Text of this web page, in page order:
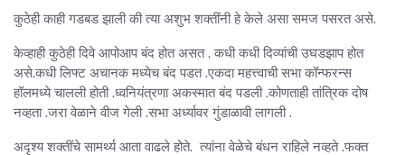
कुठेही काही गडबड झाली की त्या अशुभ शक्तींनी हे केले असा समज पसरत असे.
केव्हाही कुठेही दिवे आपोआप बंद होत असत . कधी कधी दिव्यांची उघडझाप होत
असे.कधी लिफ्ट अचानक मध्येच बंद पडत .एकदा महत्त्वाची सभा कॉन्फरन्स
हॉलमध्ये चालली होती .ध्वनियंत्रणा अकस्मात बंद पडली .कोणताही तांत्रिक दोष
नव्हता .जरा वेळाने वीज गेली .सभा अर्ध्यावर गुंडाळावी लागली .
अदृश्य शक्तींचे सामर्थ्य आता वाढले होते. त्यांना वेळेचे बंधन राहिले नव्हते .फक्त